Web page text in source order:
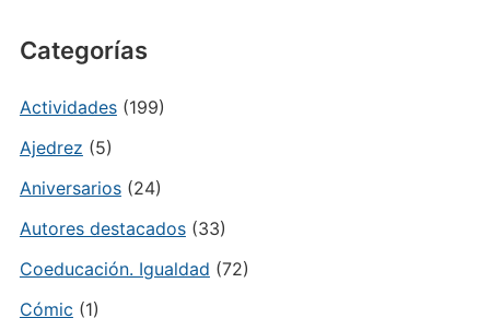
Categorías
Actividades(199)
Ajedrez (5)
Aniversarios(24)
Autores destacados(33)
Coeducación. Igualdad (72)
Cómic (1)